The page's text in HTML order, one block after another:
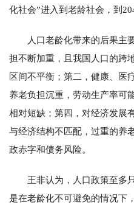
化社会”进入到老龄社会，到
人口老龄化带来的后果主
担不断加重，且我国人口的跨
区间不平衡；第二，健康、医
养老负担沉重，劳动生产率可
相对短缺；第四，对经济发展
与经济结构不匹配，过重的养
政赤字和债务风险。
王非认为，人口政策至多
是在老龄化不可避免的情况下